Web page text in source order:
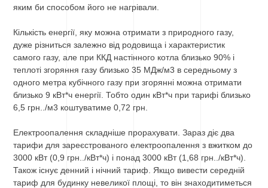
яким би способом його не нагрівали.
Кількість енергії, яку можна отримати з природного газу,
дуже різниться залежно від родовища і характеристик
самого газу, але при ККД настінного котла близько 90% і
теплоті згоряння газу близько 35 МДж/м3 в середньому з
одного метра кубічного газу при згорянні можна отримати
близько 9 кВт*ч енергії. Тобто один кВт*ч при тарифі близько
6,5 грн../м3 коштуватиме 0,72 грн.
Електроопалення складніше прорахувати. Зараз діє два
тарифи для зареєстрованого електроопалення з вжитком до
3000 кВт (0,9 грн../кВт*ч) і понад 3000 кВт (1,68 грн../кВт*ч).
Також існує денний і нічний тариф. Якщо вивести середній
тариф для будинку невеликої площі, то він знаходитиметься